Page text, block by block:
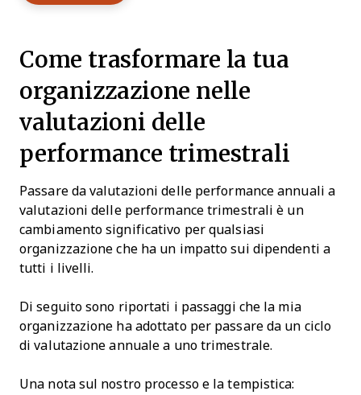
Come trasformare la tua
organizzazione nelle
valutazioni delle
performance trimestrali
Passare da valutazioni delle performance annuali a
valutazioni delle performance trimestrali è un
cambiamento significativo per qualsiasi
organizzazione che ha un impatto sui dipendenti a
tutti i livelli.
Di seguito sono riportati i passaggi che la mia
organizzazione ha adottato per passare da un ciclo
di valutazione annuale a uno trimestrale.
Una nota sul nostro processo e la tempistica: